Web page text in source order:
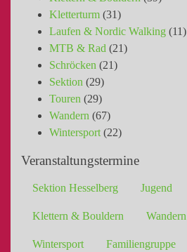
Kletterturm (31)
Laufen & Nordic Walking (11)
MTB & Rad (21)
Schröcken (21)
Sektion (29)
Touren (29)
Wandern (67)
Wintersport (22)
Veranstaltungstermine
Sektion Hesselberg Jugend
Klettern & Bouldern Wandern
Wintersport Familiengruppe